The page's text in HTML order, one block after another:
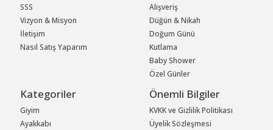
SSS
Vizyon & Misyon
İletişim
Nasıl Satış Yaparım
Alışveriş
Düğün & Nikah
Doğum Günü
Kutlama
Baby Shower
Özel Günler
Kategoriler
Giyim
Ayakkabı
Önemli Bilgiler
KVKK ve Gizlilik Politikası
Üyelik Sözleşmesi